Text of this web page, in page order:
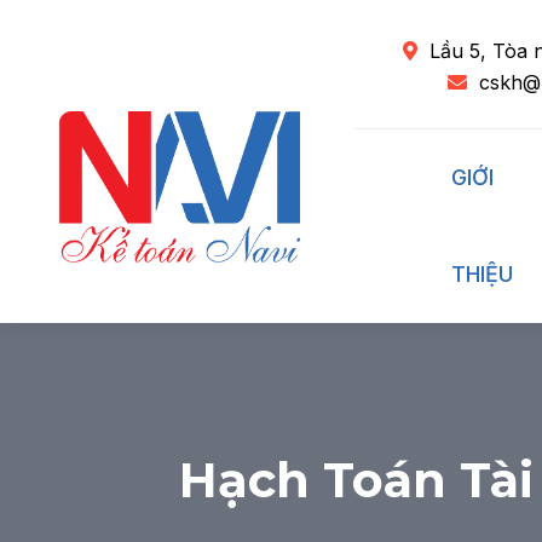
Lầu 5, Tòa
GIỚI
THIỆU
Hạch Toán